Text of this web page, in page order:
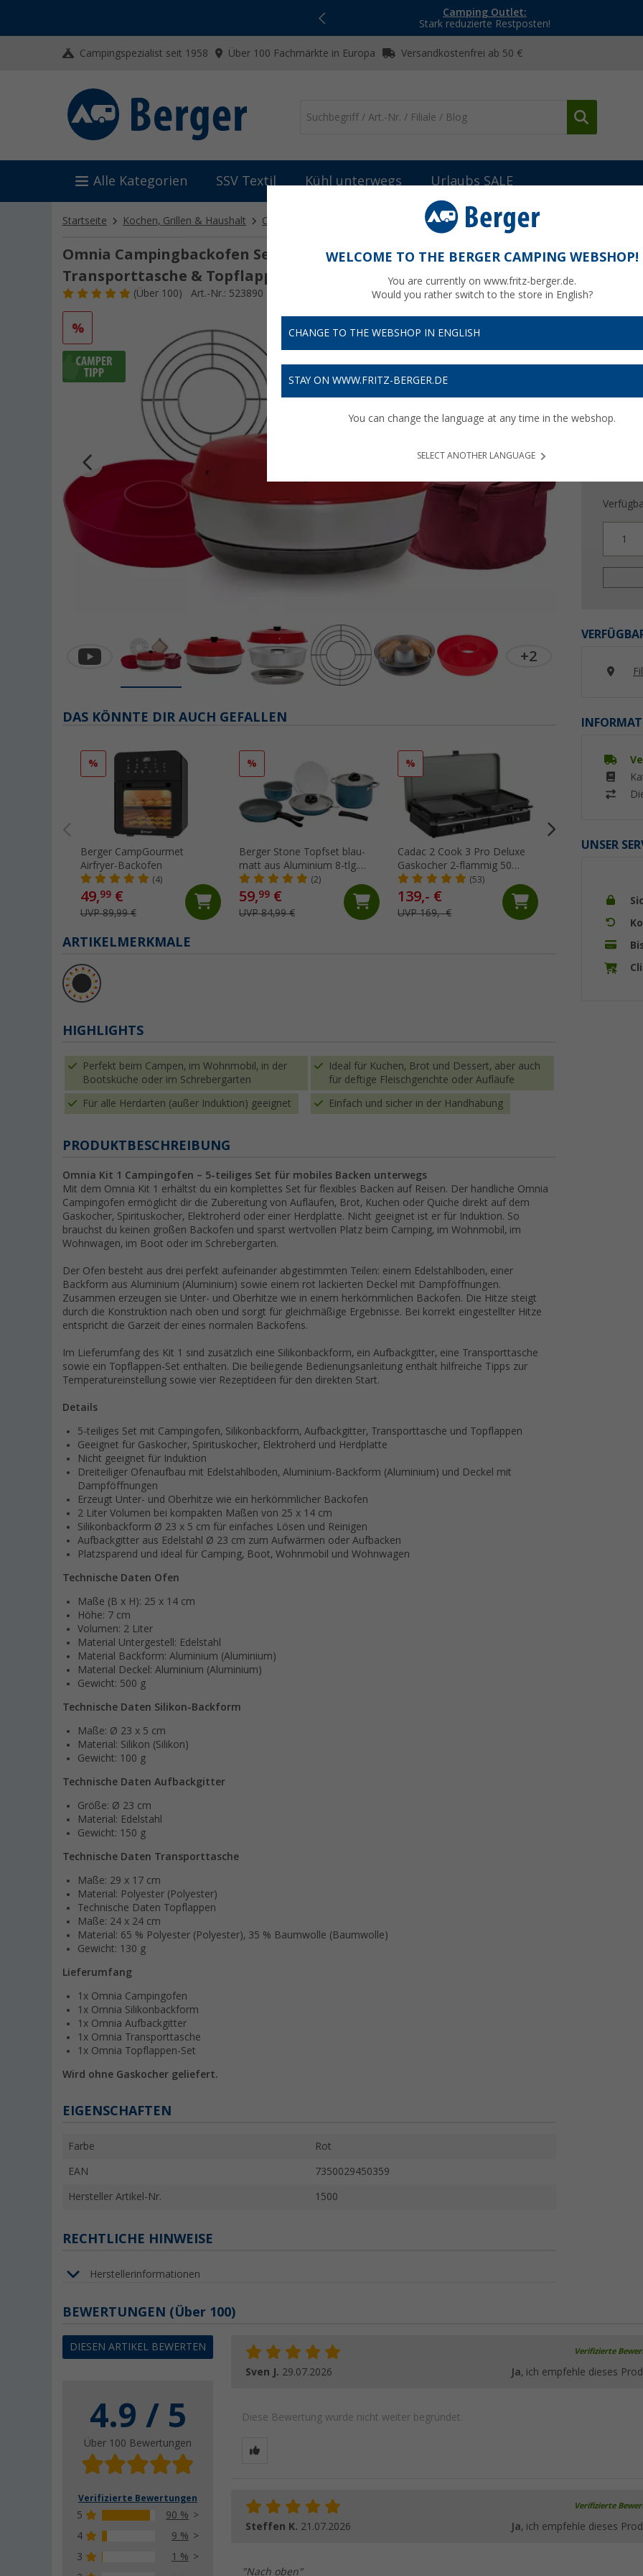
Camping Outlet:
Stark reduzierte Restposten!
Campingspezialist seit 1958 Über 100 Fachmärkte in Europa Versandkostenfrei ab 50 €
Alle Kategorien SSV Textil Kühl unterwegs Urlaubs SALE
Startseite Kochen, Grillen & Haushalt Campingkocher Omnia Campingbackofen Set 5-teilig inkl.
Omnia Campingbackofen Set 5-teilig inkl. Silikonbackform, Aufbackgitter,
Transporttasche & Topflappen
(Über100) Art.-Nr.: 523890
+2
%
69,
Preise
Bis zu
1
UNSER
DAS KÖNNTE DIR AUCH GEFALLEN
%
Berger CampGourmet
Airfryer-Backofen
(4)
49,99 €
UVP 89,99 €
%
Berger Stone Topfset blau-
matt aus Aluminium 8-tlg.
abnehmbare Griffe
(2)
59,99 €
UVP 84,99 €
%
Cadac 2 Cook 3 Pro Deluxe
Gaskocher 2-flammig 50
mbar
(53)
139,- €
UVP 169,- €
Berger BlueOak
ARTIKELMERKMALE
HIGHLIGHTS
Perfekt beim Campen, im Wohnmobil, in der
Bootsküche oder im Schrebergarten
Ideal für Kuchen, Brot und Dessert, aber auch
für deftige Fleischgerichte oder Aufläufe
Für alle Herdarten (außer Induktion) geeignet Einfach und sicher in der Handhabung
PRODUKTBESCHREIBUNG
Omnia Kit 1 Campingofen – 5-teiliges Set für mobiles Backen unterwegs
Mit dem Omnia Kit 1 erhältst du ein komplettes Set für flexibles Backen auf Reisen. Der handliche Omnia
Campingofen ermöglicht dir die Zubereitung von Aufläufen, Brot, Kuchen oder Quiche direkt auf dem
Gaskocher, Spirituskocher, Elektroherd oder einer Herdplatte. Nicht geeignet ist er für Induktion. So
brauchst du keinen großen Backofen und sparst wertvollen Platz beim Camping, im Wohnmobil, im
Wohnwagen, im Boot oder im Schrebergarten.
Der Ofen besteht aus drei perfekt aufeinander abgestimmten Teilen: einem Edelstahlboden, einer
Backform aus Aluminium (Aluminium) sowie einem rot lackierten Deckel mit Dampföffnungen.
Zusammen erzeugen sie Unter- und Oberhitze wie in einem herkömmlichen Backofen. Die Hitze steigt
durch die Konstruktion nach oben und sorgt für gleichmäßige Ergebnisse. Bei korrekt eingestellter Hitze
entspricht die Garzeit der eines normalen Backofens.
Im Lieferumfang des Kit 1 sind zusätzlich eine Silikonbackform, ein Aufbackgitter, eine Transporttasche
sowie ein Topflappen-Set enthalten. Die beiliegende Bedienungsanleitung enthält hilfreiche Tipps zur
Temperatureinstellung sowie vier Rezeptideen für den direkten Start.
Details
5-teiliges Set mit Campingofen, Silikonbackform, Aufbackgitter, Transporttasche und Topflappen
Geeignet für Gaskocher, Spirituskocher, Elektroherd und Herdplatte
Nicht geeignet für Induktion
Dreiteiliger Ofenaufbau mit Edelstahlboden, Aluminium-Backform (Aluminium) und Deckel mit
Dampföffnungen
Erzeugt Unter- und Oberhitze wie ein herkömmlicher Backofen
2 Liter Volumen bei kompakten Maßen von 25 x 14 cm
Silikonbackform Ø 23 x 5 cm für einfaches Lösen und Reinigen
Aufbackgitter aus Edelstahl Ø 23 cm zum Aufwärmen oder Aufbacken
Platzsparend und ideal für Camping, Boot, Wohnmobil und Wohnwagen
Technische Daten Ofen
Maße (B x H): 25 x 14 cm
Höhe: 7 cm
Volumen: 2 Liter
Material Untergestell: Edelstahl
Material Backform: Aluminium (Aluminium)
Material Deckel: Aluminium (Aluminium)
Gewicht: 500 g
Technische Daten Silikon-Backform
Maße: Ø 23 x 5 cm
Material: Silikon (Silikon)
Gewicht: 100 g
Technische Daten Aufbackgitter
Größe: Ø 23 cm
Material: Edelstahl
Gewicht: 150 g
Technische Daten Transporttasche
Maße: 29 x 17 cm
Material: Polyester (Polyester)
Technische Daten Topflappen
Maße: 24 x 24 cm
Material: 65 % Polyester (Polyester), 35 % Baumwolle (Baumwolle)
Gewicht: 130 g
Lieferumfang
1x Omnia Campingofen
1x Omnia Silikonbackform
1x Omnia Aufbackgitter
1x Omnia Transporttasche
1x Omnia Topflappen-Set
Wird ohne Gaskocher geliefert.
EIGENSCHAFTEN
Farbe Rot
EAN 7350029450359
Hersteller Artikel-Nr. 1500
RECHTLICHE HINWEISE
Herstellerinformationen
BEWERTUNGEN (Über 100)
DIESEN ARTIKEL BEWERTEN
4.9 / 5
Über 100 Bewertungen
Verifizierte Bewertungen
5
90 %
4
9 %
3
1 %
Verifizierte
Sven J. 29.07.2026 Ja, ich empfehle dieses
Diese Bewertung wurde nicht weiter begründet.
Verifizierte
Steffen K. 21.07.2026 Ja, ich empfehle dieses
"Nach oben"
WELCOME TO THE BERGER CAMPING WEBSHOP!
You are currently on www.fritz-berger.de.
Would you rather switch to the store in English?
CHANGE TO THE WEBSHOP IN ENGLISH
STAY ON WWW.FRITZ-BERGER.DE
You can change the language at any time in the webshop.
SELECT ANOTHER LANGUAGE